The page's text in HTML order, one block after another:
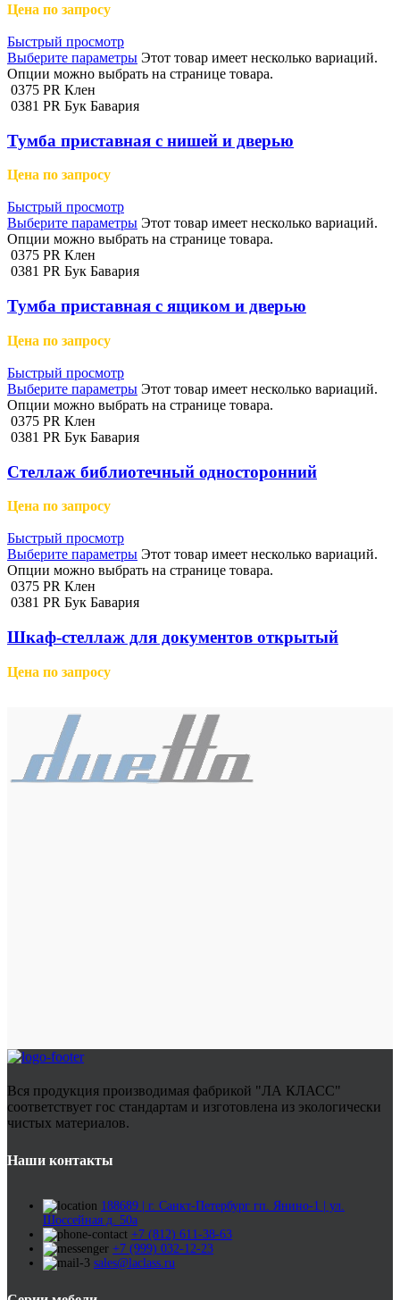
Цена по запросу
Быстрый просмотр
Выберите параметры Этот товар имеет несколько вариаций.
Опции можно выбрать на странице товара.
0375 PR Клен
0381 PR Бук Бавария
Тумба приставная с нишей и дверью
Цена по запросу
Быстрый просмотр
Выберите параметры Этот товар имеет несколько вариаций.
Опции можно выбрать на странице товара.
0375 PR Клен
0381 PR Бук Бавария
Тумба приставная с ящиком и дверью
Цена по запросу
Быстрый просмотр
Выберите параметры Этот товар имеет несколько вариаций.
Опции можно выбрать на странице товара.
0375 PR Клен
0381 PR Бук Бавария
Стеллаж библиотечный односторонний
Цена по запросу
Быстрый просмотр
Выберите параметры Этот товар имеет несколько вариаций.
Опции можно выбрать на странице товара.
0375 PR Клен
0381 PR Бук Бавария
Шкаф-стеллаж для документов открытый
Цена по запросу
Вся продукция производимая фабрикой "ЛА КЛАСС"
соответствует гос стандартам и изготовлена из экологически
чистых материалов.
Наши контакты
188689 | г. Санкт-Петербург гп. Янино-1 | ул.
Шоссейная д. 50а
+7 (812) 611-38-63
+7 (999) 032-12-23
sales@laclass.ru